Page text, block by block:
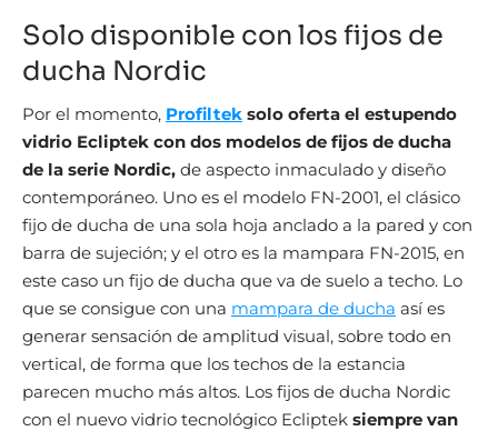
Solo disponible con los fijos de
ducha Nordic
Por el momento, Profiltek solo oferta el estupendo
vidrio Ecliptek con dos modelos de fijos de ducha
de la serie Nordic, de aspecto inmaculado y diseño
contemporáneo. Uno es el modelo FN-2001, el clásico
fijo de ducha de una sola hoja anclado a la pared y con
barra de sujeción; y el otro es la mampara FN-2015, en
este caso un fijo de ducha que va de suelo a techo. Lo
que se consigue con una mampara de ducha así es
generar sensación de amplitud visual, sobre todo en
vertical, de forma que los techos de la estancia
parecen mucho más altos. Los fijos de ducha Nordic
con el nuevo vidrio tecnológico Ecliptek siempre van